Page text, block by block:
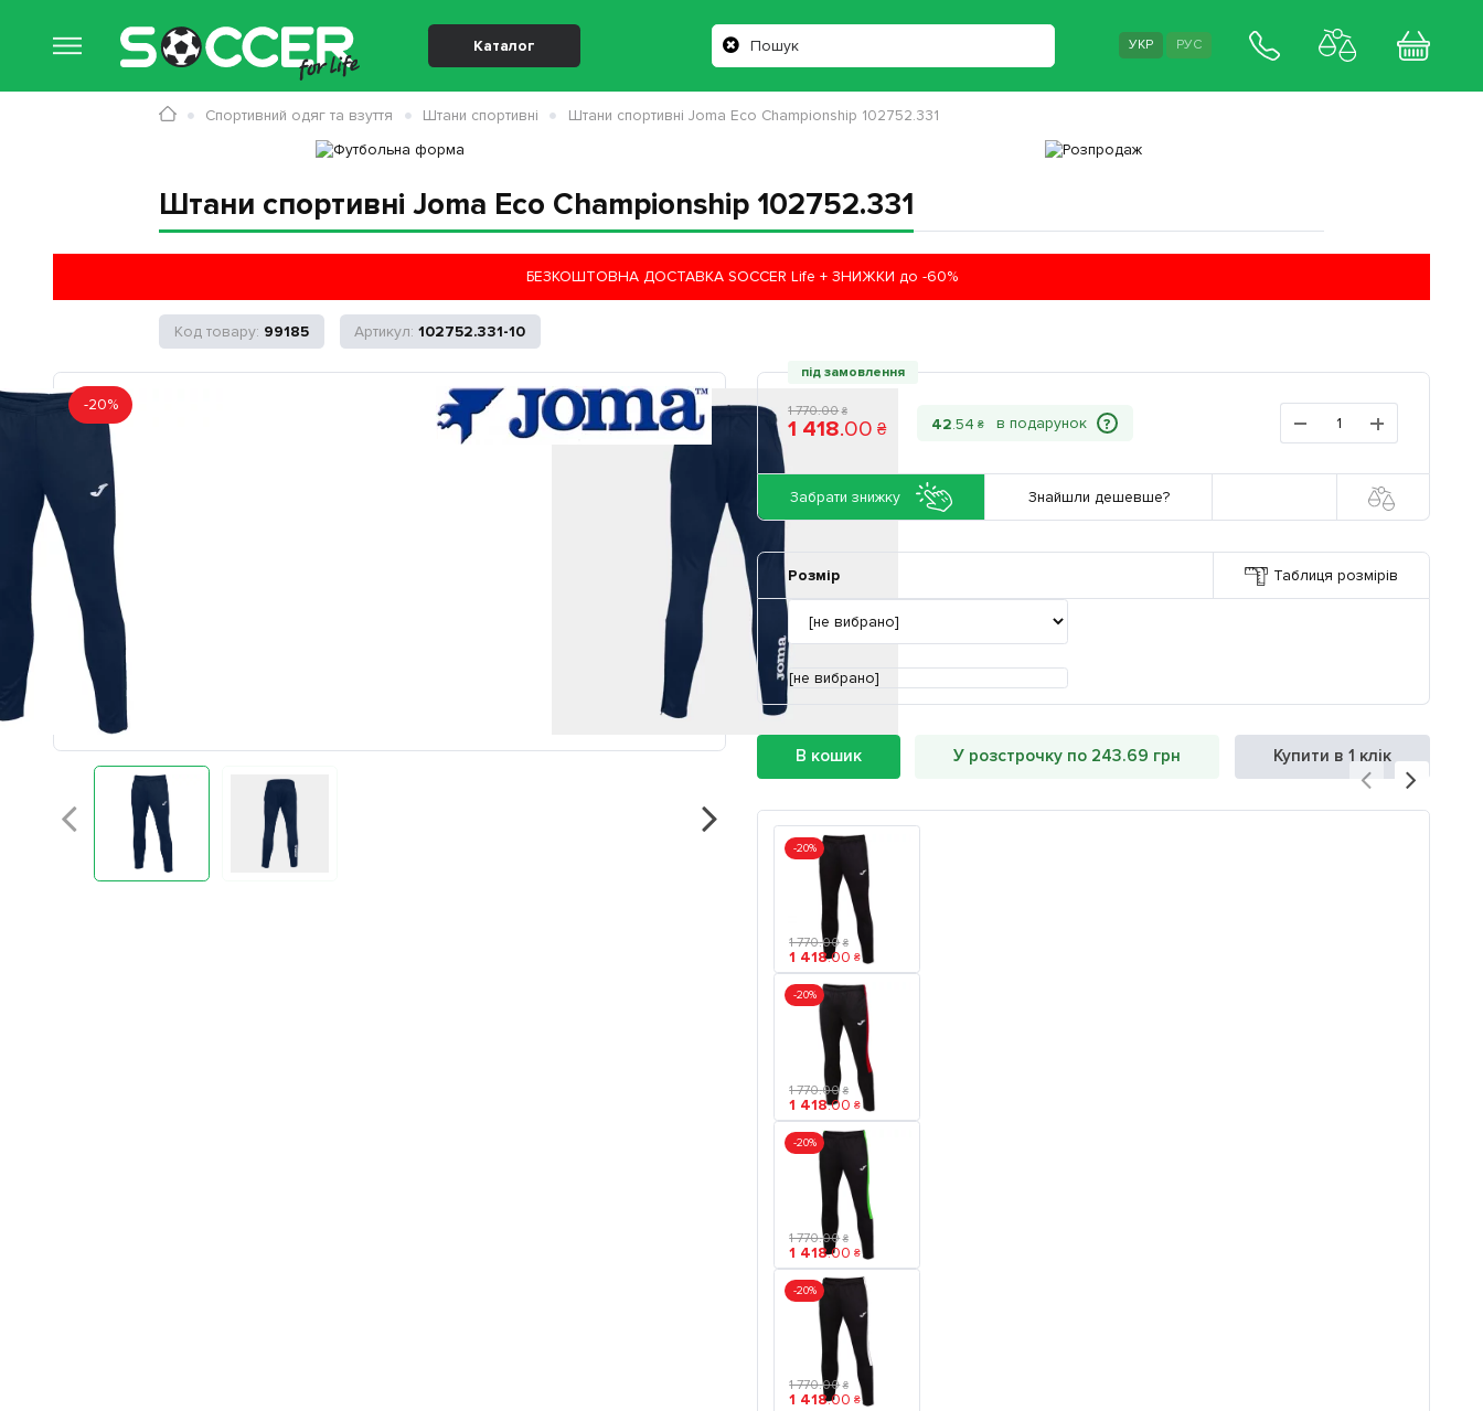
Штани спортивні Joma Eco Championship 102752.331
БЕЗКОШТОВНА ДОСТАВКА SOCCER Life + ЗНИЖКИ до -60%
99185 102752.331-10
-20%
під замовлення
1 770.00 ₴
1 418.00 ₴ 42.54 ₴ ?
Забрати знижку Знайшли дешевше?
Розмір Таблиця розмірів
[не вибрано]
В кошик У розстрочку по 243.69 грн Купити в 1 клік
-20%
1 770.00 ₴
1 418.00 ₴
-20%
1 770.00 ₴
1 418.00 ₴
-20%
1 770.00 ₴
1 418.00 ₴
-20%
1 770.00 ₴
1 418.00 ₴
Каталог УКР РУС
Спортивний одяг та взуття Штани спортивні Штани спортивні Joma Eco Championship 102752.331